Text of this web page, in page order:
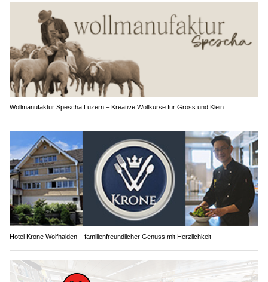
Wollmanufaktur Spescha Luzern – Kreative Wollkurse für Gross und Klein
Hotel Krone Wolfhalden – familienfreundlicher Genuss mit Herzlichkeit